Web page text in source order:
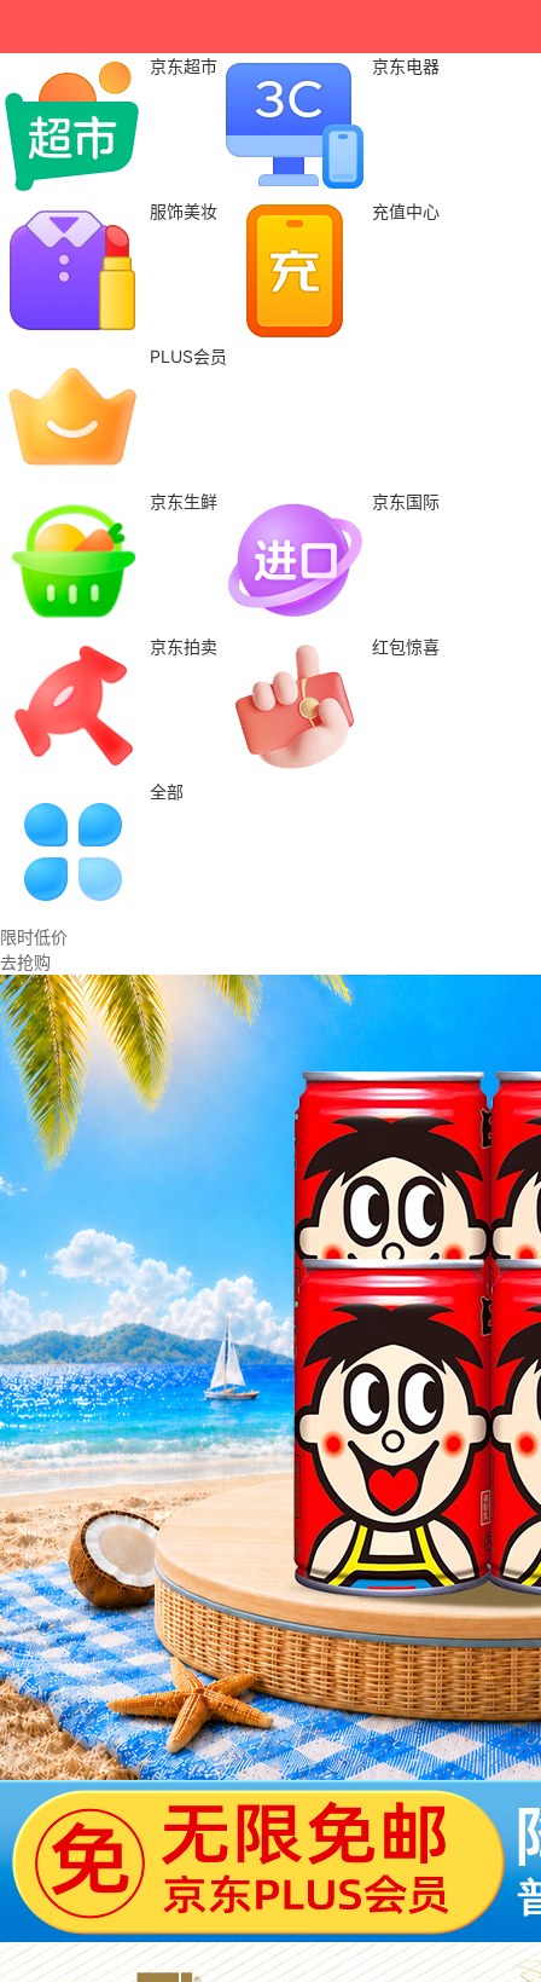
京东超市 京东电器
服饰美妆 充值中心
PLUS会员
京东生鲜 京东国际
京东拍卖 红包惊喜
全部
限时低价
去抢购